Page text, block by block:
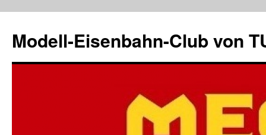
Modell-Eisenbahn-Club von